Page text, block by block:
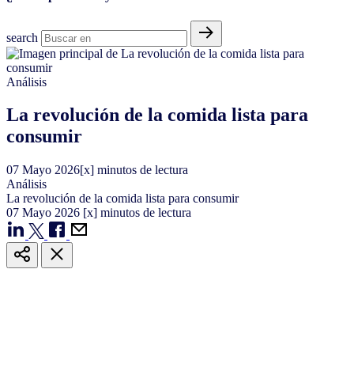
search
Análisis
La revolución de la comida lista para
consumir
07 Mayo 2026[x] minutos de lectura
Análisis
La revolución de la comida lista para consumir
07 Mayo 2026 [x] minutos de lectura